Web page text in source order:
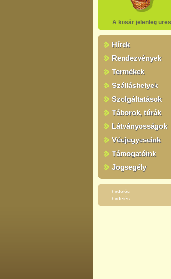
A kosár jelenleg üres
Hírek
Rendezvények
Termékek
Szálláshelyek
Szolgáltatások
Táborok, túrák
Látványosságok
Védjegyeseink
Támogatóink
Jogsegély
hirdetés
hirdetés